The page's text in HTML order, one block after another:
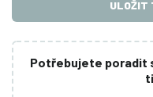
ULOŽIT
Potřebujete poradit